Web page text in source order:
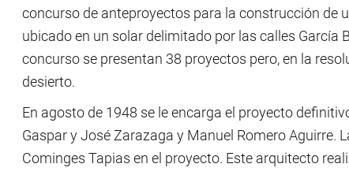
concurso de anteproyectos para la construcción de
ubicado en un solar delimitado por las calles García
concurso se presentan 38 proyectos pero, en la
desierto.
En agosto de 1948 se le encarga el proyecto
Gaspar y José Zarazaga y Manuel Romero Aguirre.
Cominges Tapias en el proyecto. Este arquitecto